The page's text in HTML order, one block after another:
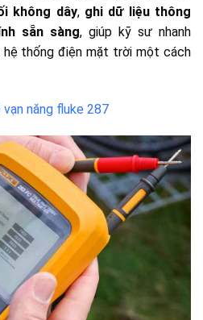
không dây, ghi dữ liệu thông
sẵn sàng, giúp kỹ sư nhanh
hệ thống điện mặt trời một cách
năng fluke 287